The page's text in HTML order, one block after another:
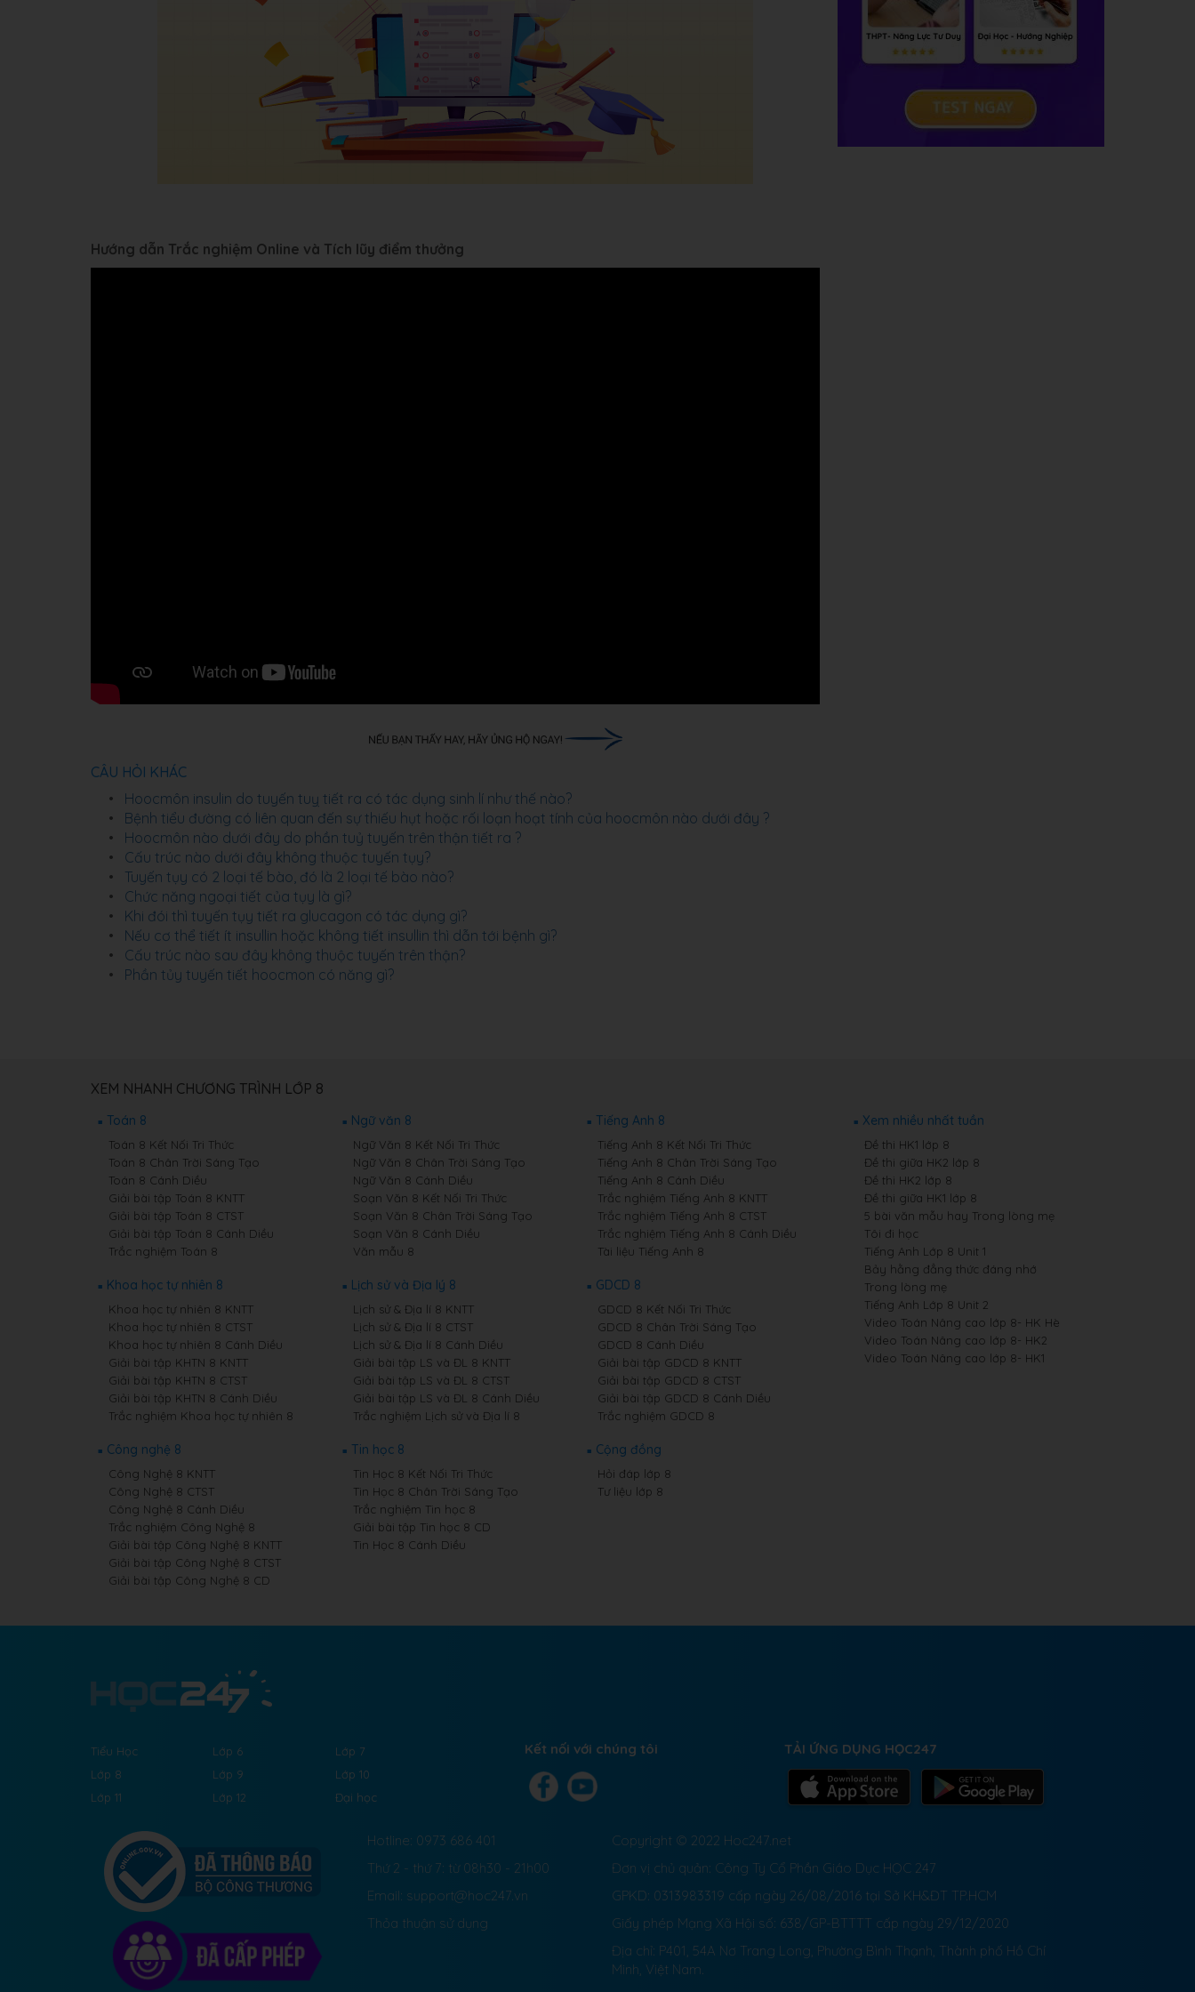
Hướng dẫn Trắc nghiệm Online và Tích lũy điểm thưởng
CÂU HỎI KHÁC
Hoocmôn insulin do tuyến tuỵ tiết ra có tác dụng sinh lí như thế nào?
Bệnh tiểu đường có liên quan đến sự thiếu hụt hoặc rối loạn hoạt tính của hoocmôn nào dưới đây ?
Hoocmôn nào dưới đây do phần tuỷ tuyến trên thận tiết ra ?
Cấu trúc nào dưới đây không thuộc tuyến tụy?
Tuyến tụy có 2 loại tế bào, đó là 2 loại tế bào nào?
Chức năng ngoại tiết của tụy là gì?
Khi đói thì tuyến tụy tiết ra glucagon có tác dụng gì?
Nếu cơ thể tiết ít insullin hoặc không tiết insullin thì dẫn tới bệnh gì?
Cấu trúc nào sau đây không thuộc tuyến trên thận?
Phần tủy tuyến tiết hoocmon có năng gì?
XEM NHANH CHƯƠNG TRÌNH LỚP 8
Toán 8
Toán 8 Kết Nối Tri Thức
Toán 8 Chân Trời Sáng Tạo
Toán 8 Cánh Diều
Giải bài tập Toán 8 KNTT
Giải bài tập Toán 8 CTST
Giải bài tập Toán 8 Cánh Diều
Trắc nghiệm Toán 8
Ngữ văn 8
Ngữ Văn 8 Kết Nối Tri Thức
Ngữ Văn 8 Chân Trời Sáng Tạo
Ngữ Văn 8 Cánh Diều
Soạn Văn 8 Kết Nối Tri Thức
Soạn Văn 8 Chân Trời Sáng Tạo
Soạn Văn 8 Cánh Diều
Văn mẫu 8
Tiếng Anh 8
Tiếng Anh 8 Kết Nối Tri Thức
Tiếng Anh 8 Chân Trời Sáng Tạo
Tiếng Anh 8 Cánh Diều
Trắc nghiệm Tiếng Anh 8 KNTT
Trắc nghiệm Tiếng Anh 8 CTST
Trắc nghiệm Tiếng Anh 8 Cánh Diều
Tài liệu Tiếng Anh 8
Khoa học tự nhiên 8
Khoa học tự nhiên 8 KNTT
Khoa học tự nhiên 8 CTST
Khoa học tự nhiên 8 Cánh Diều
Giải bài tập KHTN 8 KNTT
Giải bài tập KHTN 8 CTST
Giải bài tập KHTN 8 Cánh Diều
Trắc nghiệm Khoa học tự nhiên 8
Lịch sử và Địa lý 8
Lịch sử & Địa lí 8 KNTT
Lịch sử & Địa lí 8 CTST
Lịch sử & Địa lí 8 Cánh Diều
Giải bài tập LS và ĐL 8 KNTT
Giải bài tập LS và ĐL 8 CTST
Giải bài tập LS và ĐL 8 Cánh Diều
Trắc nghiệm Lịch sử và Địa lí 8
GDCD 8
GDCD 8 Kết Nối Tri Thức
GDCD 8 Chân Trời Sáng Tạo
GDCD 8 Cánh Diều
Giải bài tập GDCD 8 KNTT
Giải bài tập GDCD 8 CTST
Giải bài tập GDCD 8 Cánh Diều
Trắc nghiệm GDCD 8
Công nghệ 8
Công Nghệ 8 KNTT
Công Nghệ 8 CTST
Công Nghệ 8 Cánh Diều
Trắc nghiệm Công Nghệ 8
Giải bài tập Công Nghệ 8 KNTT
Giải bài tập Công Nghệ 8 CTST
Giải bài tập Công Nghệ 8 CD
Tin học 8
Tin Học 8 Kết Nối Tri Thức
Tin Học 8 Chân Trời Sáng Tạo
Trắc nghiệm Tin học 8
Giải bài tập Tin học 8 CD
Tin Học 8 Cánh Diều
Cộng đồng
Hỏi đáp lớp 8
Tư liệu lớp 8
Xem nhiều nhất tuần
Đề thi HK1 lớp 8
Đề thi giữa HK2 lớp 8
Đề thi HK2 lớp 8
Đề thi giữa HK1 lớp 8
5 bài văn mẫu hay Trong lòng mẹ
Tôi đi học
Tiếng Anh Lớp 8 Unit 1
Bảy hằng đẳng thức đáng nhớ
Trong lòng mẹ
Tiếng Anh Lớp 8 Unit 2
Video Toán Nâng cao lớp 8- HK Hè
Video Toán Nâng cao lớp 8- HK2
Video Toán Nâng cao lớp 8- HK1
Tiểu Học Lớp 6
Lớp 7
Lớp 8
Lớp 9
Lớp 10
Lớp 11
Lớp 12 Đại học
Kết nối với chúng tôi TẢI ỨNG DỤNG HỌC247
Hotline: 0973 686 401
Thứ 2 - thứ 7: từ 08h30 - 21h00
Email: support@hoc247.vn
Thỏa thuận sử dụng
Copyright © 2022 Hoc247.net
Đơn vị chủ quản: Công Ty Cổ Phần Giáo Dục HỌC 247
GPKD: 0313983319 cấp ngày 26/08/2016 tại Sở KH&ĐT TP.HCM
Giấy phép Mạng Xã Hội số: 638/GP-BTTTT cấp ngày 29/12/2020
Địa chỉ: P401, 54A Nơ Trang Long, Phường Bình Thạnh, Thành phố Hồ Chí
Minh, Việt Nam.